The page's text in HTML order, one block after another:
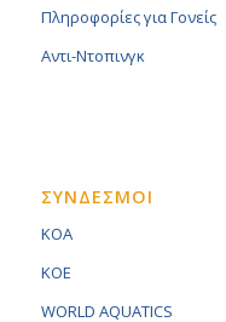
Πληροφορίες για Γονείς
Αντι-Ντοπινγκ
ΣΥΝΔΕΣΜΟΙ
KOA
KOE
WORLD AQUATICS